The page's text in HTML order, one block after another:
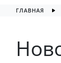
ГЛАВНАЯ